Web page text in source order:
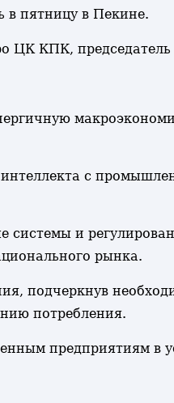
в пятницу в Пекине.
ЦК КПК,
с
системы и
рынка.
подчеркнув
потребления.
предприятиям в